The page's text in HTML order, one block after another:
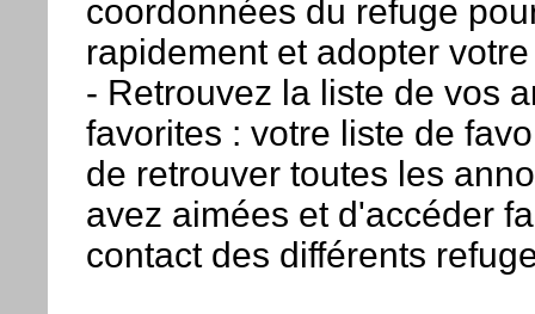
coordonnées du refuge
rapidement et adopter
- Retrouvez la liste de vos
favorites : votre liste de
de retrouver toutes les
avez aimées et d'accéder
contact des différents